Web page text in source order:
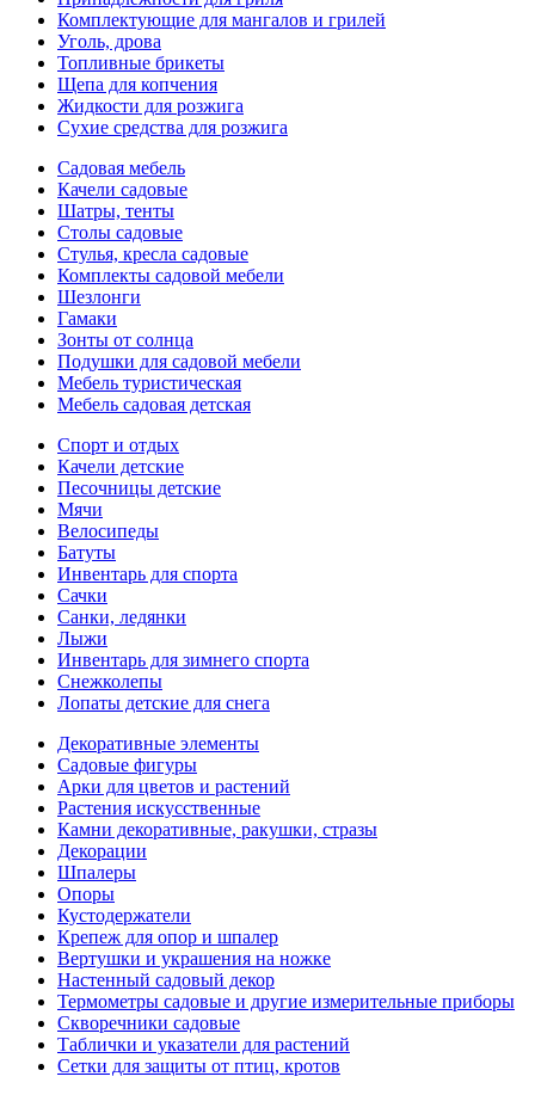
Комплектующие для мангалов и грилей
Уголь, дрова
Топливные брикеты
Щепа для копчения
Жидкости для розжига
Сухие средства для розжига
Садовая мебель
Качели садовые
Шатры, тенты
Столы садовые
Стулья, кресла садовые
Комплекты садовой мебели
Шезлонги
Гамаки
Зонты от солнца
Подушки для садовой мебели
Мебель туристическая
Мебель садовая детская
Спорт и отдых
Качели детские
Песочницы детские
Мячи
Велосипеды
Батуты
Инвентарь для спорта
Сачки
Санки, ледянки
Лыжи
Инвентарь для зимнего спорта
Снежколепы
Лопаты детские для снега
Декоративные элементы
Садовые фигуры
Арки для цветов и растений
Растения искусственные
Камни декоративные, ракушки, стразы
Декорации
Шпалеры
Опоры
Кустодержатели
Крепеж для опор и шпалер
Вертушки и украшения на ножке
Настенный садовый декор
Термометры садовые и другие измерительные приборы
Скворечники садовые
Таблички и указатели для растений
Сетки для защиты от птиц, кротов